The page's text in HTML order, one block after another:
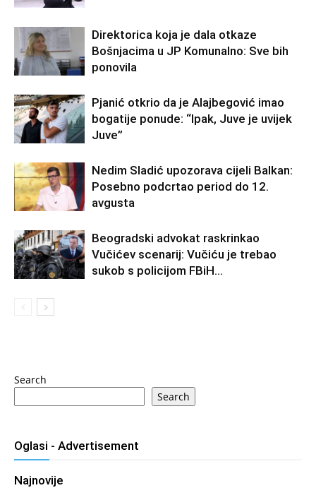
Direktorica koja je dala otkaze
Bošnjacima u JP Komunalno: Sve bih
ponovila
Pjanić otkrio da je Alajbegović imao
bogatije ponude: “Ipak, Juve je uvijek
Juve”
Nedim Sladić upozorava cijeli Balkan:
Posebno podcrtao period do 12.
avgusta
Beogradski advokat raskrinkao
Vučićev scenarij: Vučiću je trebao
sukob s policijom FBiH…
Search
Search
Oglasi - Advertisement
Najnovije